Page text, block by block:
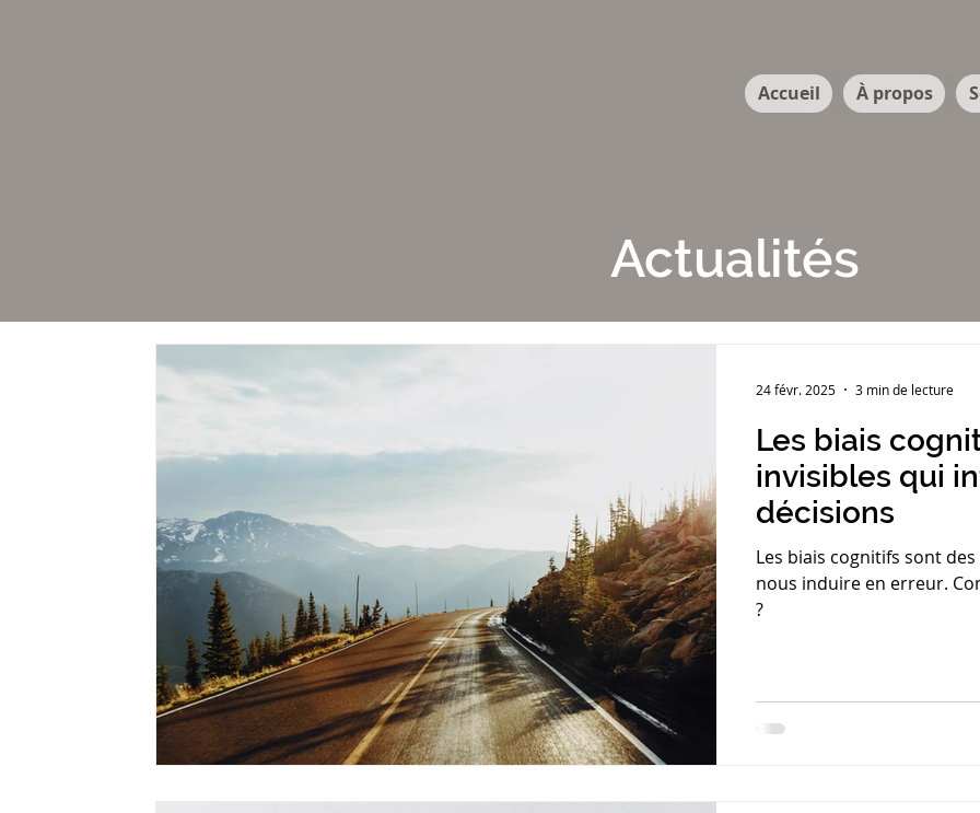
Accueil À propos
Actualités
Les biais
invisibles qui
décisions
Les biais cognitifs sont
nous induire en erreur.
?
24 févr. 2025 3 min de lecture